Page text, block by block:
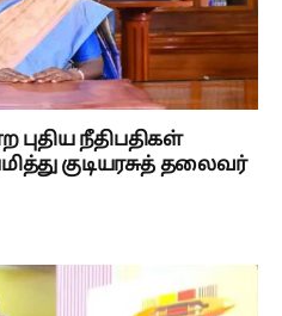
நீதிபதிகள்
குடியரசுத் தலைவர்